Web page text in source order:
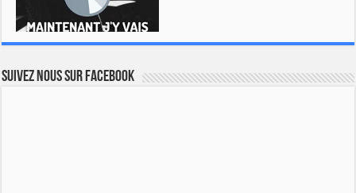
Suivez nous sur Facebook